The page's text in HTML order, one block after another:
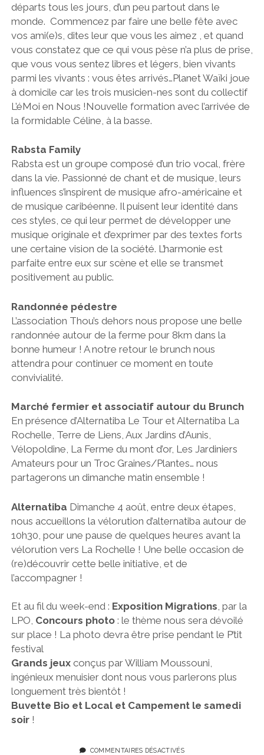
départs tous les jours, d’un peu partout dans le
monde. Commencez par faire une belle fête avec
vos ami(e)s, dites leur que vous les aimez , et quand
vous constatez que ce qui vous pèse n’a plus de prise,
que vous vous sentez libres et légers, bien vivants
parmi les vivants : vous êtes arrivés…Planet Waïki joue
à domicile car les trois musicien-nes sont du collectif
L’éMoi en Nous !Nouvelle formation avec l’arrivée de
la formidable Céline, à la basse.
Rabsta Family
Rabsta est un groupe composé d’un trio vocal, frère
dans la vie. Passionné de chant et de musique, leurs
influences s’inspirent de musique afro-américaine et
de musique caribéenne. Il puisent leur identité dans
ces styles, ce qui leur permet de développer une
musique originale et d’exprimer par des textes forts
une certaine vision de la société. L’harmonie est
parfaite entre eux sur scène et elle se transmet
positivement au public.
Randonnée pédestre
L’association Thou’s dehors nous propose une belle
randonnée autour de la ferme pour 8km dans la
bonne humeur ! A notre retour le brunch nous
attendra pour continuer ce moment en toute
convivialité.
Marché fermier et associatif autour du Brunch
En présence d’Alternatiba Le Tour et Alternatiba La
Rochelle, Terre de Liens, Aux Jardins d’Aunis,
Vélopoldine, La Ferme du mont d’or, Les Jardiniers
Amateurs pour un Troc Graines/Plantes… nous
partagerons un dimanche matin ensemble !
Alternatiba Dimanche 4 août, entre deux étapes,
nous accueillons la vélorution d’alternatiba autour de
10h30, pour une pause de quelques heures avant la
vélorution vers La Rochelle ! Une belle occasion de
(re)découvrir cette belle initiative, et de
l’accompagner !
Et au fil du week-end : Exposition Migrations , par la
LPO, Concours photo: le thème nous sera dévoilé
sur place ! La photo devra être prise pendant le P’tit
festival
Grands jeuxconçus par William Moussouni,
ingénieux menuisier dont nous vous parlerons plus
longuement très bientôt !
Buvette Bio et Local et Campement le samedi
soir!
COMMENTAIRES DÉSACTIVÉS